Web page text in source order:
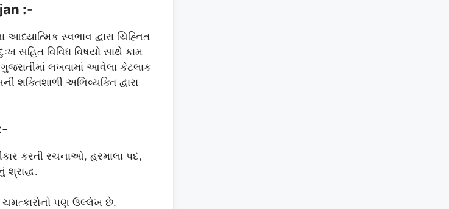
:-
સ્વભાવ દ્વારા ચિહ્નિત
વિવિધ વિષયો સાથે કામ
લખવામાં આવેલા કેટલાક
શક્તિશાળી અભિવ્યક્તિ દ્વારા
કરતી રચનાઓ, હરમાલા પદ,
શ્રાદ્ધ.
ચમત્કારોનો પણ ઉલ્લેખ છે.